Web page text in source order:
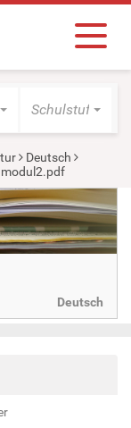
Schulstufe
Deutsch
modul2.pdf
Deutsch